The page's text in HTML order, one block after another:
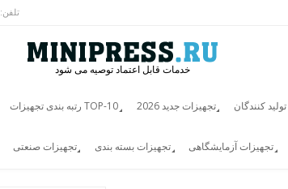
تلفن:
خدمات قابل اعتماد توصیه می شود
رتبه بندی تجهیزات TOP-10 تجهیزات جدید 2026 کنندگان
تجهیزات صنعتی تجهیزات بسته بندی تجهیزات آزمایشگاهی